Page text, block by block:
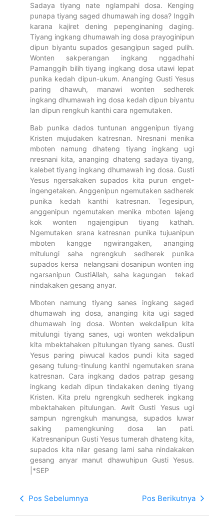
Sadaya tiyang nate nglampahi dosa. Kenging
punapa tiyang saged dhumawah ing dosa? Inggih
karana kajiret dening pepenginaning daging.
Tiyang ingkang dhumawah ing dosa prayoginipun
dipun biyantu supados gesangipun saged pulih.
Wonten sakperangan ingkang nggadhahi
Pamanggih bilih tiyang ingkang dosa utawi lepat
punika kedah dipun-ukum. Ananging Gusti Yesus
paring dhawuh, manawi wonten sedherek
ingkang dhumawah ing dosa kedah dipun biyantu
lan dipun rengkuh kanthi cara ngemutaken.
Bab punika dados tuntunan anggenipun tiyang
Kristen mujudaken katresnan. Nresnani menika
mboten namung dhateng tiyang ingkang ugi
nresnani kita, ananging dhateng sadaya tiyang,
kalebet tiyang ingkang dhumawah ing dosa. Gusti
Yesus ngersakaken supados kita purun enget-
ingengetaken. Anggenipun ngemutaken sadherek
punika kedah kanthi katresnan. Tegesipun,
anggenipun ngemutaken menika mboten lajeng
kok wonten ngajengipun tiyang kathah.
Ngemutaken srana katresnan punika tujuanipun
mboten kangge ngwirangaken, ananging
mitulungi saha ngrengkuh sedherek punika
supados kersa nelangsani dosanipun wonten ing
ngarsanipun GustiAllah, saha kagungan tekad
nindakaken gesang anyar.
Mboten namung tiyang sanes ingkang saged
dhumawah ing dosa, ananging kita ugi saged
dhumawah ing dosa. Wonten wekdalipun kita
mitulungi tiyang sanes, ugi wonten wekdalipun
kita mbektahaken pitulungan tiyang sanes. Gusti
Yesus paring piwucal kados pundi kita saged
gesang tulung-tinulung kanthi ngemutaken srana
katresnan. Cara ingkang dados patrap gesang
ingkang kedah dipun tindakaken dening tiyang
Kristen. Kita prelu ngrengkuh sedherek ingkang
mbektahaken pitulungan. Awit Gusti Yesus ugi
sampun ngrengkuh manungsa, supados luwar
saking pamengkuning dosa lan pati.
Katresnanipun Gusti Yesus tumerah dhateng kita,
supados kita nilar gesang lami saha nindakaken
gesang anyar manut dhawuhipun Gusti Yesus.
|*SEP
Pos Sebelumnya Pos Berikutnya